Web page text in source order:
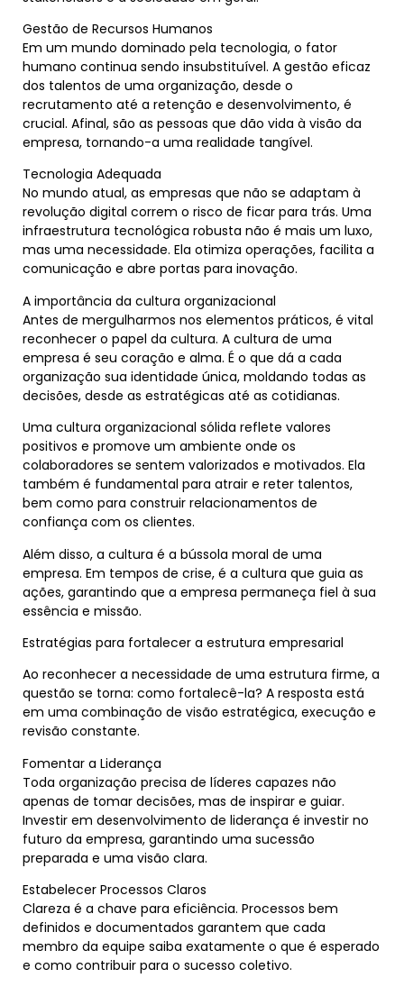
Gestão de Recursos Humanos
Em um mundo dominado pela tecnologia, o fator
humano continua sendo insubstituível. A gestão eficaz
dos talentos de uma organização, desde o
recrutamento até a retenção e desenvolvimento, é
crucial. Afinal, são as pessoas que dão vida à visão da
empresa, tornando-a uma realidade tangível.
Tecnologia Adequada
No mundo atual, as empresas que não se adaptam à
revolução digital correm o risco de ficar para trás. Uma
infraestrutura tecnológica robusta não é mais um luxo,
mas uma necessidade. Ela otimiza operações, facilita a
comunicação e abre portas para inovação.
A importância da cultura organizacional
Antes de mergulharmos nos elementos práticos, é vital
reconhecer o papel da cultura. A cultura de uma
empresa é seu coração e alma. É o que dá a cada
organização sua identidade única, moldando todas as
decisões, desde as estratégicas até as cotidianas.
Uma cultura organizacional sólida reflete valores
positivos e promove um ambiente onde os
colaboradores se sentem valorizados e motivados. Ela
também é fundamental para atrair e reter talentos,
bem como para construir relacionamentos de
confiança com os clientes.
Além disso, a cultura é a bússola moral de uma
empresa. Em tempos de crise, é a cultura que guia as
ações, garantindo que a empresa permaneça fiel à sua
essência e missão.
Estratégias para fortalecer a estrutura empresarial
Ao reconhecer a necessidade de uma estrutura firme, a
questão se torna: como fortalecê-la? A resposta está
em uma combinação de visão estratégica, execução e
revisão constante.
Fomentar a Liderança
Toda organização precisa de líderes capazes não
apenas de tomar decisões, mas de inspirar e guiar.
Investir em desenvolvimento de liderança é investir no
futuro da empresa, garantindo uma sucessão
preparada e uma visão clara.
Estabelecer Processos Claros
Clareza é a chave para eficiência. Processos bem
definidos e documentados garantem que cada
membro da equipe saiba exatamente o que é esperado
e como contribuir para o sucesso coletivo.